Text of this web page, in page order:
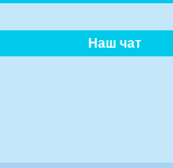
Наш чат